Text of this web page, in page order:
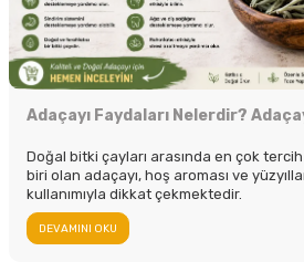
Adaçayı Faydaları Nelerdir?
Doğal bitki çayları arasında en çok
biri olan adaçayı, hoş aroması ve
kullanımıyla dikkat çekmektedir.
DEVAMINI OKU